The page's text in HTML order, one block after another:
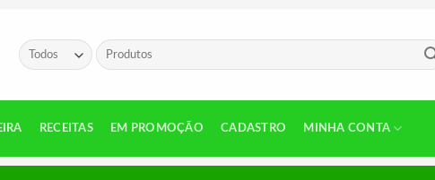
Pesquisar
por:
RECEITAS EM PROMOÇÃO CADASTRO MINHA CONTA